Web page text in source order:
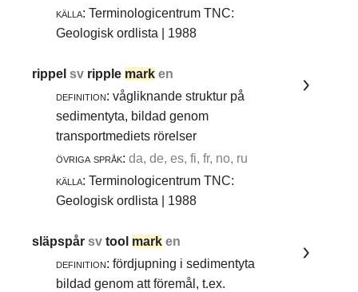
källa: Terminologicentrum TNC:
Geologisk ordlista | 1988
rippelsv ripple mark en
definition: vågliknande struktur på
sedimentyta, bildad genom
transportmediets rörelser
övriga språk: da, de, es, fi, fr, no, ru
källa: Terminologicentrum TNC:
Geologisk ordlista | 1988
släpspårsvtool mark en
definition: fördjupning i sedimentyta
bildad genom att föremål, t.ex.